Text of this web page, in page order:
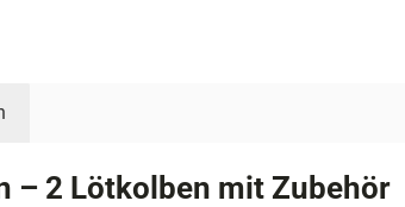
– 2 Lötkolben mit Zubehör